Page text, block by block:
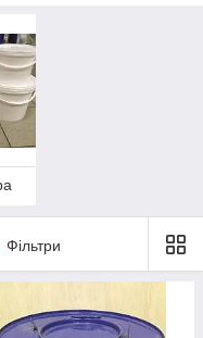
л
л
Фільтри